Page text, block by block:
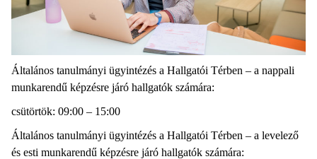
Általános tanulmányi ügyintézés a Hallgatói Térben – a nappali
munkarendű képzésre járó hallgatók számára:
csütörtök: 09:00 – 15:00
Általános tanulmányi ügyintézés a Hallgatói Térben – a levelező
és esti munkarendű képzésre járó hallgatók számára: